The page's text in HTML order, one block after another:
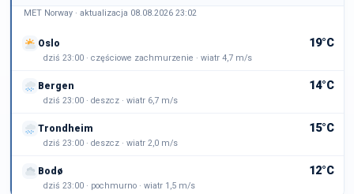
MET Norway · aktualizacja 08.08.2026 23:02
Oslo 19°C
dziś 23:00 · częściowe zachmurzenie · wiatr 4,7 m/s
Bergen 14°C
dziś 23:00 · deszcz · wiatr 6,7 m/s
Trondheim 15°C
dziś 23:00 · deszcz · wiatr 2,0 m/s
Bodø 12°C
dziś 23:00 · pochmurno · wiatr 1,5 m/s